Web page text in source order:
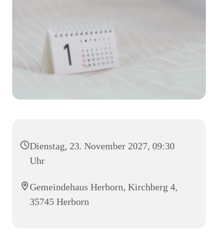
Dienstag, 23. November 2027, 09:30
Uhr
Gemeindehaus Herborn, Kirchberg 4,
35745 Herborn